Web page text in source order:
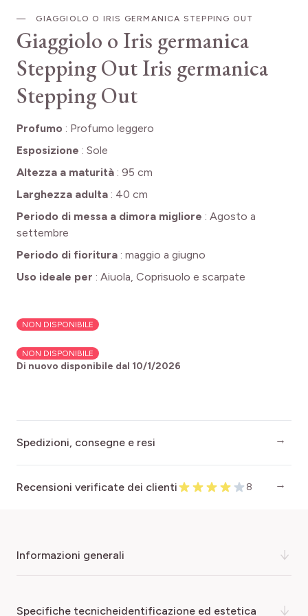
GIAGGIOLO O IRIS GERMANICA STEPPING OUT
Giaggiolo o Iris germanica
Stepping OutIris germanica
Stepping Out
Profumo : Profumo leggero
Esposizione : Sole
Altezza a maturità : 95 cm
Larghezza adulta : 40 cm
Periodo di messa a dimora migliore : Agosto a
settembre
Periodo di fioritura : maggio a giugno
Uso ideale per : Aiuola, Coprisuolo e scarpate
NON DISPONIBILE
NON DISPONIBILE
Di nuovo disponibile dal 10/1/2026
Spedizioni, consegne e resi
Recensioni verificate dei clienti 8
informazioni generali
Iris a grandi fiori con petali blu viola intenso e sepali
specifiche tecnicheidentificazione ed estetica